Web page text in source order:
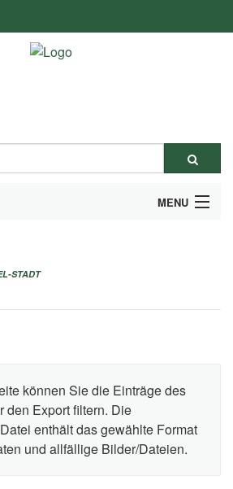
MENU
STADT
können Sie die Einträge des
den Export filtern. Die
enthält das gewählte Format
und allfällige Bilder/Dateien.